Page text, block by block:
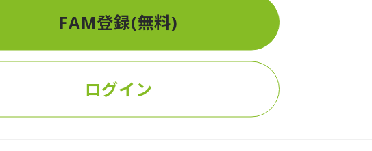
特定最低賃金を職業別に設定してはどうか
現状は業種で設定されているが、前述の通り職業で設定することも認められている
をせずとも、職務によって賃金を支払う「ジョブ型」の考え方を取り入れ、社会的
い介護士などを対象に、職業の専門性や業務の難易度に見合った賃金を最低保証で
FAM登録(無料)
ログイン